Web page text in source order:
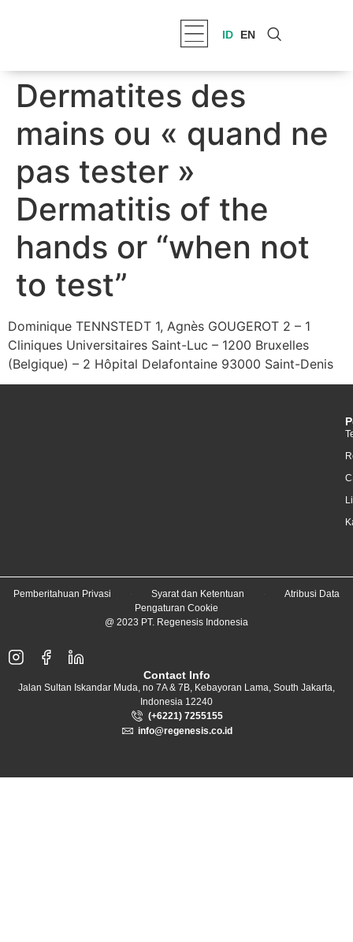
ID EN
Dermatites des
mains ou « quand ne
pas tester »
Dermatitis of the
hands or “when not
to test”
Dominique TENNSTEDT 1, Agnès GOUGEROT 2 – 1
Cliniques Universitaires Saint-Luc – 1200 Bruxelles
(Belgique) – 2 Hôpital Delafontaine 93000 Saint-Denis
Pemberitahuan Privasi Syarat dan Ketentuan
Atribusi Data
Pengaturan Cookie
@ 2023 PT. Regenesis Indonesia
Contact Info
Jalan Sultan Iskandar Muda, no 7A & 7B, Kebayoran Lama, South Jakarta,
Indonesia 12240
(+6221) 7255155
info@regenesis.co.id